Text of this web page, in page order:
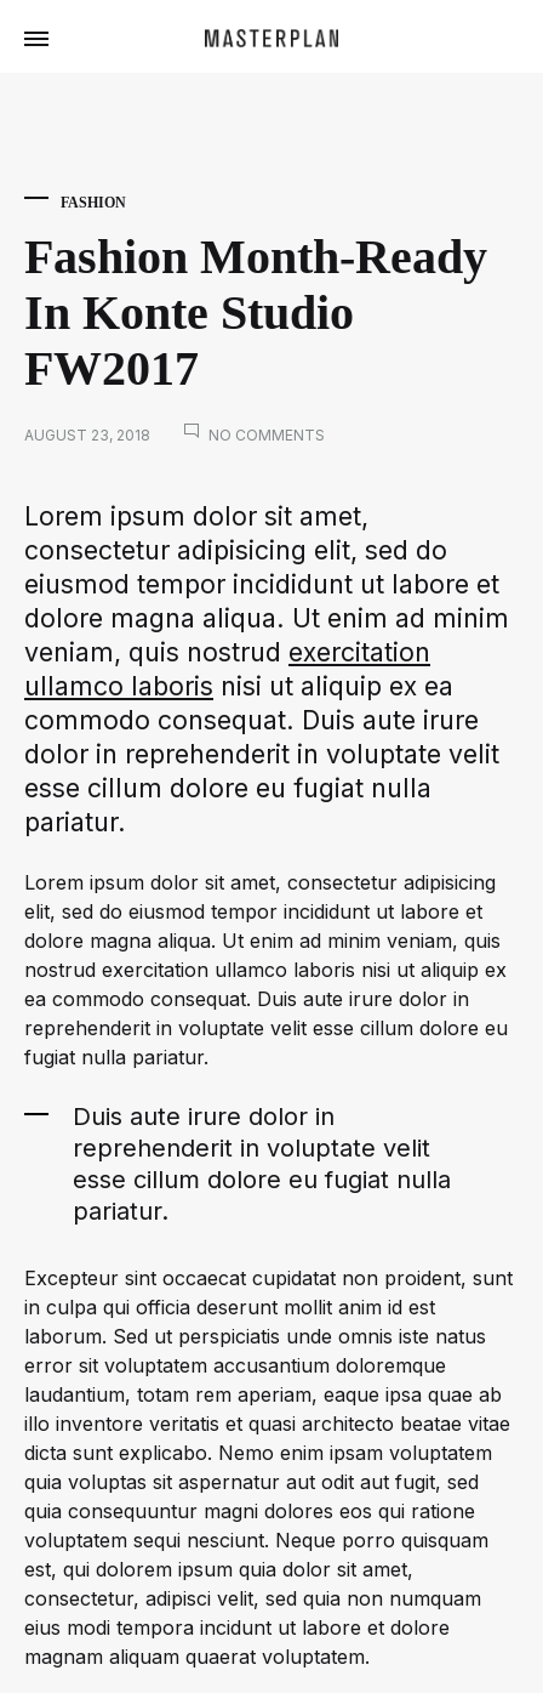
FASHION
Fashion Month-Ready
In Konte Studio
FW2017
AUGUST 23, 2018 NO COMMENTS
READY
IN
KONTE
STUDIO
FW2017
Fashion
Month-
Ready
In
Konte
Studio
FW2017
AUGUST
NO
COMMENTS
FASHION
MONTH-
STUDIO
FW2017
Lorem ipsum dolor sit amet,
consectetur adipisicing elit, sed do
eiusmod tempor incididunt ut labore et
dolore magna aliqua. Ut enim ad minim
veniam, quis nostrud exercitation
ullamco laboris nisi ut aliquip ex ea
commodo consequat. Duis aute irure
dolor in reprehenderit in voluptate velit
esse cillum dolore eu fugiat nulla
pariatur.
Lorem ipsum dolor sit amet, consectetur adipisicing
elit, sed do eiusmod tempor incididunt ut labore et
dolore magna aliqua. Ut enim ad minim veniam, quis
nostrud exercitation ullamco laboris nisi ut aliquip ex
ea commodo consequat. Duis aute irure dolor in
reprehenderit in voluptate velit esse cillum dolore eu
fugiat nulla pariatur.
Duis aute irure dolor in
reprehenderit in voluptate velit
esse cillum dolore eu fugiat nulla
pariatur.
Excepteur sint occaecat cupidatat non proident, sunt
in culpa qui officia deserunt mollit anim id est
laborum. Sed ut perspiciatis unde omnis iste natus
error sit voluptatem accusantium doloremque
laudantium, totam rem aperiam, eaque ipsa quae ab
illo inventore veritatis et quasi architecto beatae vitae
dicta sunt explicabo. Nemo enim ipsam voluptatem
quia voluptas sit aspernatur aut odit aut fugit, sed
quia consequuntur magni dolores eos qui ratione
voluptatem sequi nesciunt. Neque porro quisquam
est, qui dolorem ipsum quia dolor sit amet,
consectetur, adipisci velit, sed quia non numquam
eius modi tempora incidunt ut labore et dolore
magnam aliquam quaerat voluptatem.